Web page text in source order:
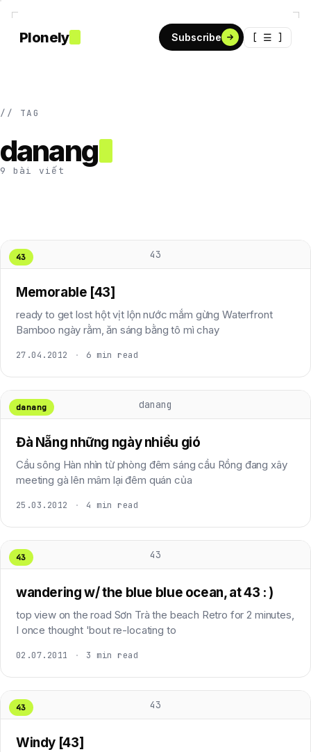
Plonely Subscribe [ ☰ ]
// TAG
danang
9 bài viết
43
43
Memorable [43]
ready to get lost hột vịt lộn nước mắm gừng Waterfront
Bamboo ngày rằm, ăn sáng bằng tô mì chay
27.04.2012 · 6 min read
danang
danang
Đà Nẵng những ngày nhiều gió
Cầu sông Hàn nhìn từ phòng đêm sáng cầu Rồng đang xây
meeting gà lên mâm lại đêm quán của
25.03.2012 · 4 min read
43
43
wandering w/ the blue blue ocean, at 43 : )
top view on the road Sơn Trà the beach Retro for 2 minutes,
I once thought 'bout re-locating to
02.07.2011 · 3 min read
43
43
Windy [43]